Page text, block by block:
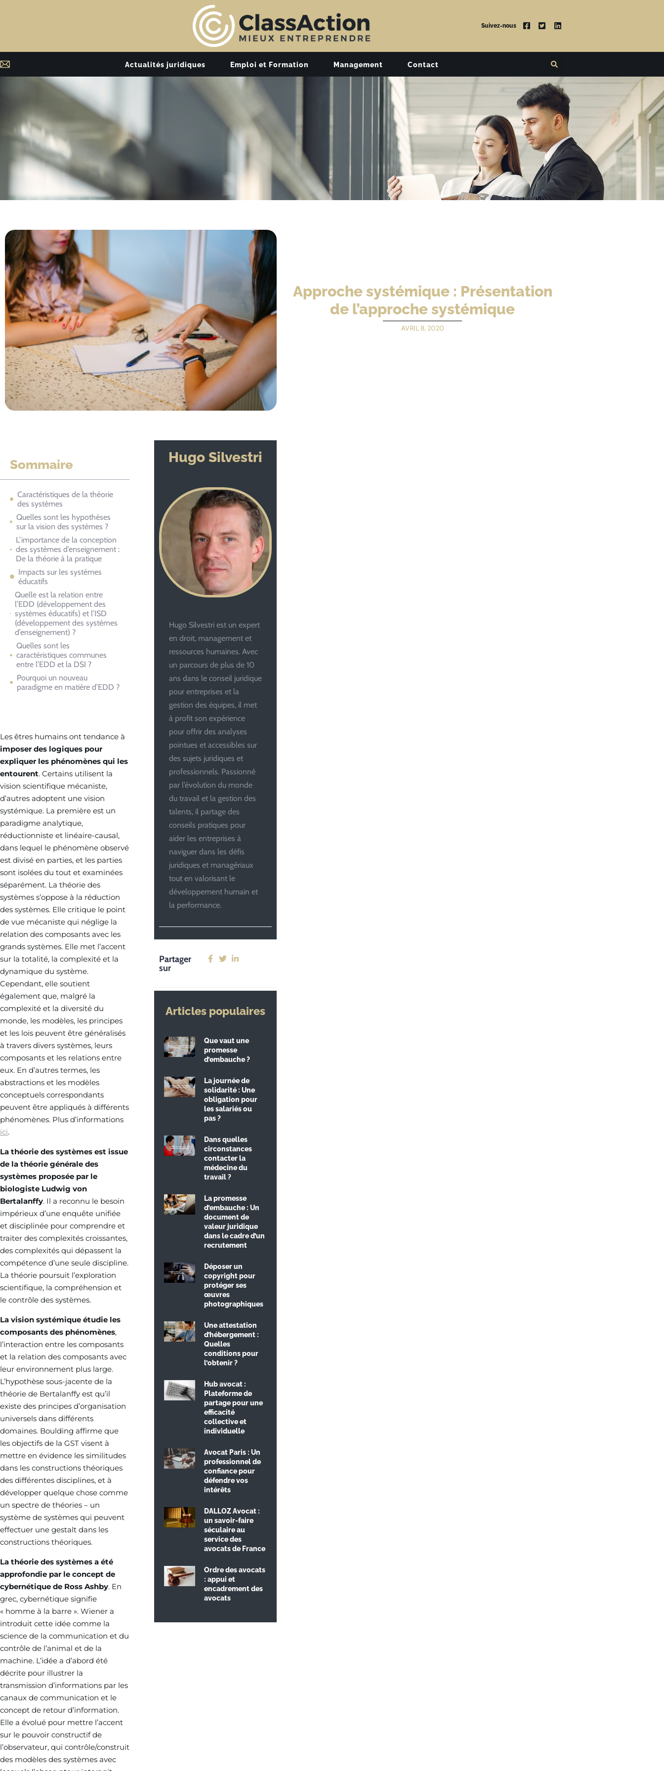
Suivez-nous
Actualités juridiques Emploi et Formation Management Contact
Approche systémique : Présentation
de l’approche systémique
AVRIL 8, 2020
Sommaire
Caractéristiques de la théorie
des systèmes
Quelles sont les hypothèses
sur la vision des systèmes ?
L’importance de la conception
des systèmes d’enseignement :
De la théorie à la pratique
Impacts sur les systèmes
éducatifs
Quelle est la relation entre
l’EDD (développement des
systèmes éducatifs) et l’ISD
(développement des systèmes
d’enseignement) ?
Quelles sont les
caractéristiques communes
entre l’EDD et la DSI ?
Pourquoi un nouveau
paradigme en matière d’EDD ?
Les êtres humains ont tendance à
imposer des logiques pour
expliquer les phénomènes qui les
entourent. Certains utilisent la
vision scientifique mécaniste,
d’autres adoptent une vision
systémique. La première est un
paradigme analytique,
réductionniste et linéaire-causal,
dans lequel le phénomène observé
est divisé en parties, et les parties
sont isolées du tout et examinées
séparément. La théorie des
systèmes s’oppose à la réduction
des systèmes. Elle critique le point
de vue mécaniste qui néglige la
relation des composants avec les
grands systèmes. Elle met l’accent
sur la totalité, la complexité et la
dynamique du système.
Cependant, elle soutient
également que, malgré la
complexité et la diversité du
monde, les modèles, les principes
et les lois peuvent être généralisés
à travers divers systèmes, leurs
composants et les relations entre
eux. En d’autres termes, les
abstractions et les modèles
conceptuels correspondants
peuvent être appliqués à différents
phénomènes. Plus d’informations
ici.
La théorie des systèmes est issue
de la théorie générale des
systèmes proposée par le
biologiste Ludwig von
Bertalanffy. Il a reconnu le besoin
impérieux d’une enquête unifiée
et disciplinée pour comprendre et
traiter des complexités croissantes,
des complexités qui dépassent la
compétence d’une seule discipline.
La théorie poursuit l’exploration
scientifique, la compréhension et
le contrôle des systèmes.
La vision systémique étudie les
composants des phénomènes,
l’interaction entre les composants
et la relation des composants avec
leur environnement plus large.
L’hypothèse sous-jacente de la
théorie de Bertalanffy est qu’il
existe des principes d’organisation
universels dans différents
domaines. Boulding affirme que
les objectifs de la GST visent à
mettre en évidence les similitudes
dans les constructions théoriques
des différentes disciplines, et à
développer quelque chose comme
un spectre de théories – un
système de systèmes qui peuvent
effectuer une gestalt dans les
constructions théoriques.
La théorie des systèmes a été
approfondie par le concept de
cybernétique de Ross Ashby. En
grec, cybernétique signifie
« homme à la barre ». Wiener a
introduit cette idée comme la
science de la communication et du
contrôle de l’animal et de la
machine. L’idée a d’abord été
décrite pour illustrer la
transmission d’informations par les
canaux de communication et le
concept de retour d’information.
Elle a évolué pour mettre l’accent
sur le pouvoir constructif de
l’observateur, qui contrôle/construit
des modèles des systèmes avec
Hugo Silvestri
Hugo Silvestri est un expert
en droit, management et
ressources humaines. Avec
un parcours de plus de 10
ans dans le conseil juridique
pour entreprises et la
gestion des équipes, il met
à profit son expérience
pour offrir des analyses
pointues et accessibles sur
des sujets juridiques et
professionnels. Passionné
par l’évolution du monde
du travail et la gestion des
talents, il partage des
conseils pratiques pour
aider les entreprises à
naviguer dans les défis
juridiques et managériaux
tout en valorisant le
développement humain et
la performance.
Partager
sur
Articles populaires
Que vaut une
promesse
d’embauche ?
La journée de
solidarité : Une
obligation pour
les salariés ou
pas ?
Dans quelles
circonstances
contacter la
médecine du
travail ?
La promesse
d’embauche : Un
document de
valeur juridique
dans le cadre d’un
recrutement
Déposer un
copyright pour
protéger ses
œuvres
photographiques
Une attestation
d’hébergement :
Quelles
conditions pour
l’obtenir ?
Hub avocat :
Plateforme de
partage pour une
efficacité
collective et
individuelle
Avocat Paris : Un
professionnel de
confiance pour
défendre vos
intérêts
DALLOZ Avocat :
un savoir-faire
séculaire au
service des
avocats de France
Ordre des avocats
: appui et
encadrement des
avocats